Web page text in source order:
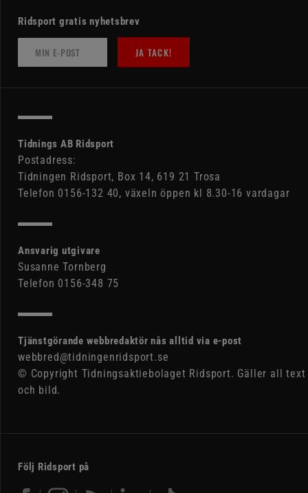
Ridsport gratis nyhetsbrev
JA TACK!
Tidnings AB Ridsport
Postadress:
Tidningen Ridsport, Box 14, 619 21 Trosa
Telefon 0156-132 40, växeln öppen kl 8.30-16 vardagar
Ansvarig utgivare
Susanne Tornberg
Telefon 0156-348 75
Tjänstgörande webbredaktör nås alltid via e-post
webbred@tidningenridsport.se
© Copyright Tidningsaktiebolaget Ridsport. Gäller all text
och bild.
Följ Ridsport på